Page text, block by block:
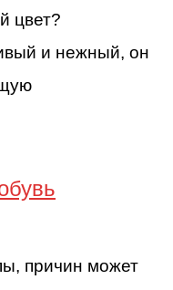
цвет?
и нежный, он
причин может